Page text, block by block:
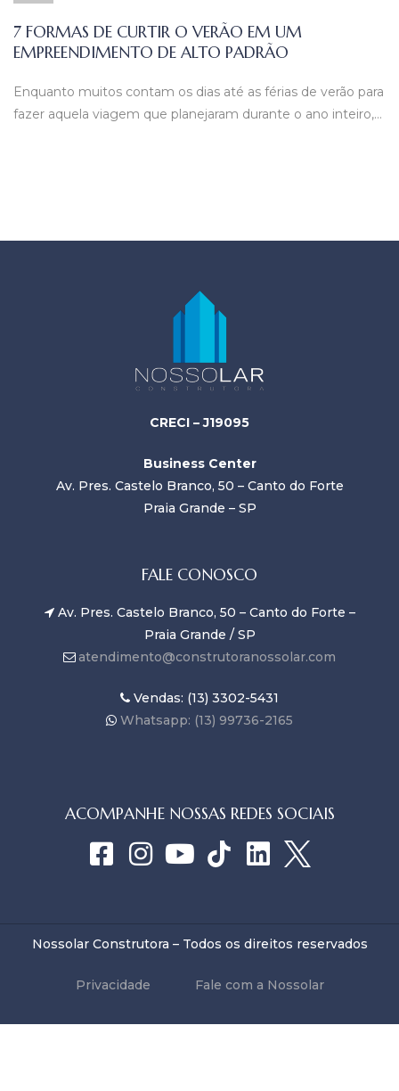
7 FORMAS DE CURTIR O VERÃO EM UM
EMPREENDIMENTO DE ALTO PADRÃO
Enquanto muitos contam os dias até as férias de verão para
fazer aquela viagem que planejaram durante o ano inteiro,…
CRECI – J19095
Business Center
Av. Pres. Castelo Branco, 50 – Canto do Forte
Praia Grande – SP
FALE CONOSCO
Av. Pres. Castelo Branco, 50 – Canto do Forte –
Praia Grande / SP
atendimento@construtoranossolar.com
Vendas: (13) 3302-5431
Whatsapp: (13) 99736-2165
ACOMPANHE NOSSAS REDES SOCIAIS
Nossolar Construtora – Todos os direitos reservados
Privacidade Fale com a Nossolar